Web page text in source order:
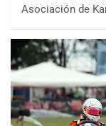
Asociación de